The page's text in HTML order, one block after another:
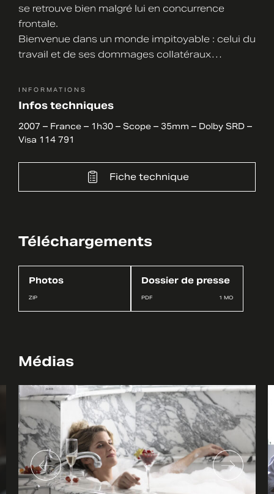
se retrouve bien malgré lui en concurrence
frontale.
Bienvenue dans un monde impitoyable : celui du
travail et de ses dommages collatéraux…
INFORMATIONS
Infos techniques
2007 – France – 1h30 – Scope – 35mm – Dolby SRD –
Visa 114 791
Fiche technique
Téléchargements
Photos
ZIP
Dossier de presse
PDF 1 MO
Médias